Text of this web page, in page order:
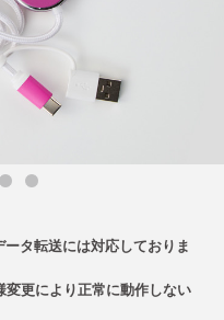
タ転送には対応しておりま
変更により正常に動作しない